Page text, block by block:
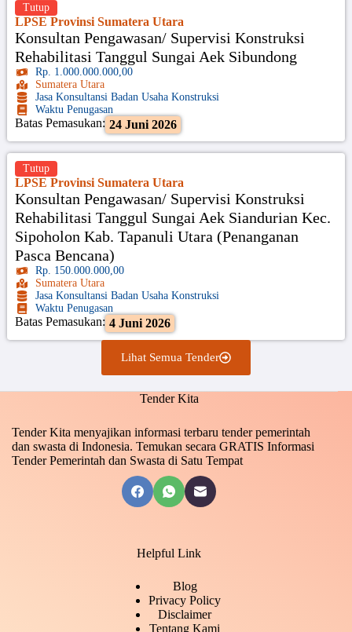
LPSE Provinsi Sumatera Utara
Konsultan Pengawasan/ Supervisi Konstruksi
Rehabilitasi Tanggul Sungai Aek Sibundong
Rp. 1.000.000.000,00
Sumatera Utara
Jasa Konsultansi Badan Usaha Konstruksi
Waktu Penugasan
Batas Pemasukan: 24 Juni 2026
Tutup
LPSE Provinsi Sumatera Utara
Konsultan Pengawasan/ Supervisi Konstruksi
Rehabilitasi Tanggul Sungai Aek Siandurian Kec.
Sipoholon Kab. Tapanuli Utara (Penanganan
Pasca Bencana)
Rp. 150.000.000,00
Sumatera Utara
Jasa Konsultansi Badan Usaha Konstruksi
Waktu Penugasan
Batas Pemasukan: 4 Juni 2026
Tutup
Lihat Semua Tender
Tender Kita
Tender Kita menyajikan informasi terbaru tender pemerintah
dan swasta di Indonesia. Temukan secara GRATIS Informasi
Tender Pemerintah dan Swasta di Satu Tempat
Helpful Link
Blog
Privacy Policy
Disclaimer
Tentang Kami